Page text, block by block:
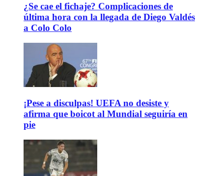
¿Se cae el fichaje? Complicaciones de
última hora con la llegada de Diego Valdés
a Colo Colo
¡Pese a disculpas! UEFA no desiste y
afirma que boicot al Mundial seguiría en
pie